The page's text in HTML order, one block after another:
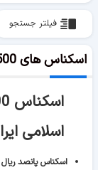
فیلتر جستجو
اسکناس های 500 ریالی
اسلامی
اسکناس پانصد